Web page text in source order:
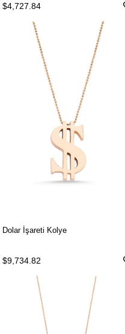
$4,727.84
Dolar İşareti Kolye
$9,734.82